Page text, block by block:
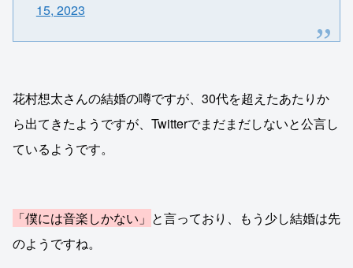
15, 2023
花村想太さんの結婚の噂ですが、30代を超えたあたりか
ら出てきたようですが、Twitterでまだまだしないと公言し
ているようです。
「僕には音楽しかない」 と言っており、もう少し結婚は先
のようですね。